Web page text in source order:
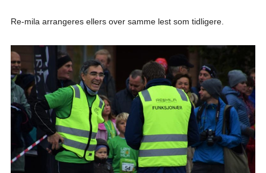
Re-mila arrangeres ellers over samme lest som tidligere.